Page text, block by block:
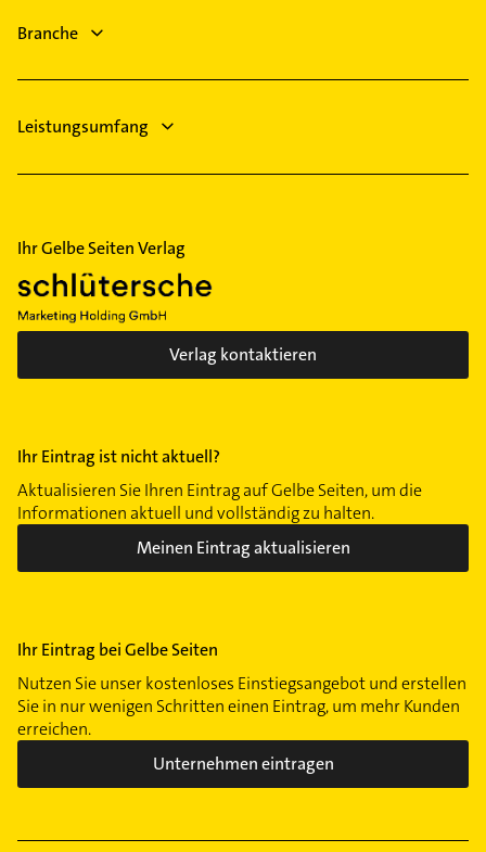
Hausarzt
Branche
Leistungsumfang
Ihr Gelbe Seiten Verlag
Verlag kontaktieren
Ihr Eintrag ist nicht aktuell?
Aktualisieren Sie Ihren Eintrag auf Gelbe Seiten, um die
Informationen aktuell und vollständig zu halten.
Meinen Eintrag aktualisieren
Ihr Eintrag bei Gelbe Seiten
Nutzen Sie unser kostenloses Einstiegsangebot und erstellen
Sie in nur wenigen Schritten einen Eintrag, um mehr Kunden
erreichen.
Unternehmen eintragen